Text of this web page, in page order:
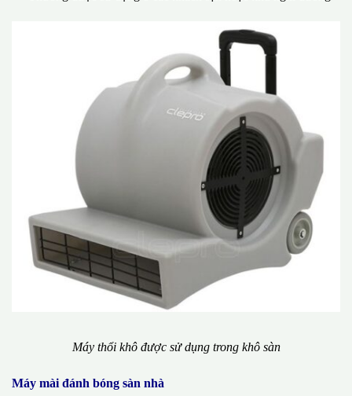
Máy thổi khô được sử dụng trong khô sàn
Máy mài đánh bóng sàn nhà